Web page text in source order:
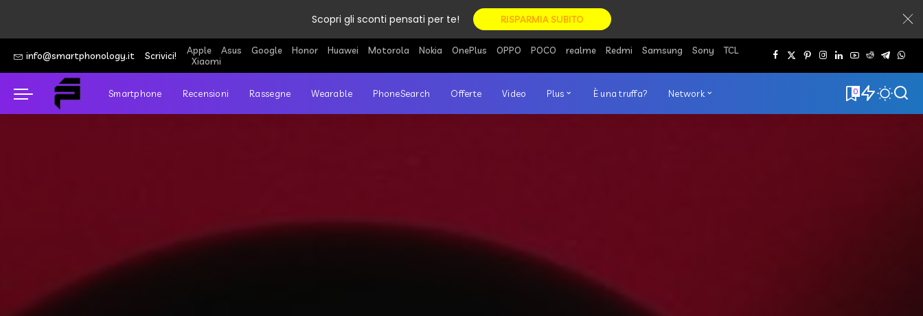
Scopri gli sconti pensati per te! RISPARMIA SUBITO
info@smartphonology.it Scrivici! Apple Asus Google Honor Huawei Motorola Nokia OnePlus OPPO POCO realme Redmi Samsung Sony
TCL
Xiaomi
Smartphone Recensioni Rassegne Wearable PhoneSearch Offerte Video Plus È una truffa? Network 0